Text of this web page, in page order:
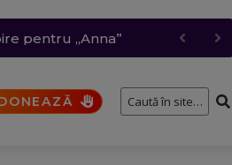
pentru „Anna”
de până la 4
de un elev
a participat la un